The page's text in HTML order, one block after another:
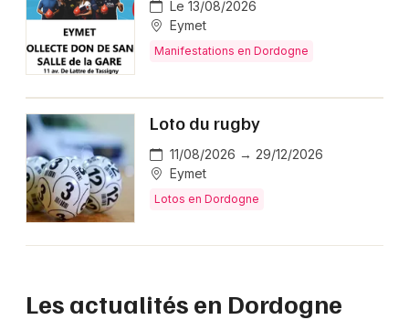
Le 13/08/2026
Eymet
Manifestations en Dordogne
Loto du rugby
11/08/2026 → 29/12/2026
Eymet
Lotos en Dordogne
Les actualités en Dordogne